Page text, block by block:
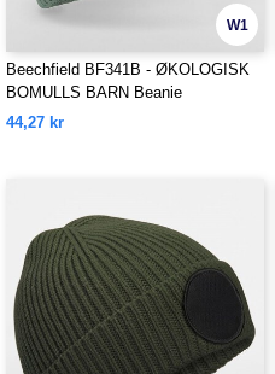
W1
Beechfield BF341B - ØKOLOGISK
BOMULLS BARN Beanie
44,27 kr